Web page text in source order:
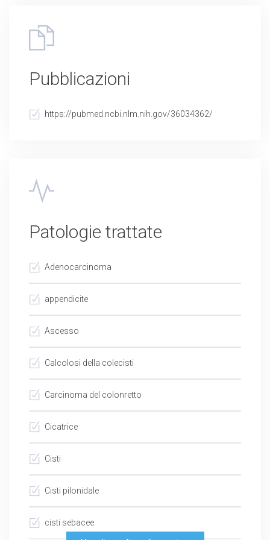
Pubblicazioni
https://pubmed.ncbi.nlm.nih.gov/36034362/
Patologie trattate
Adenocarcinoma
appendicite
Ascesso
Calcolosi della colecisti
Carcinoma del colonretto
Cicatrice
Cisti
Cisti pilonidale
cisti sebacee